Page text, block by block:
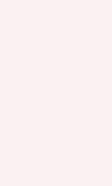
por
de México
8:00 pm